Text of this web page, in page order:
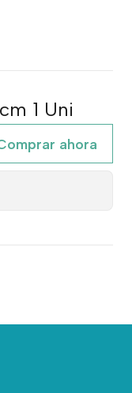
1 Uni
ahora